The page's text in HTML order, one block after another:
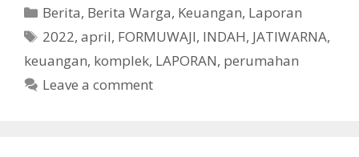
Categories
Berita, Berita Warga, Keuangan, Laporan
Tags
2022,april, FORMUWAJI, INDAH, JATIWARNA,
keuangan, komplek, LAPORAN, perumahan
Leave a comment